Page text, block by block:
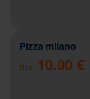
Pizza milano
Dès 10.00 €